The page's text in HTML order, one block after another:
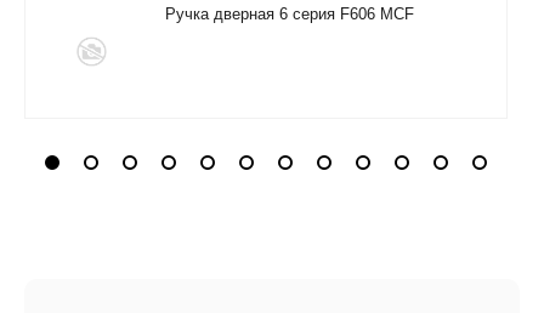
Ручка дверная 6 серия F606 MCF